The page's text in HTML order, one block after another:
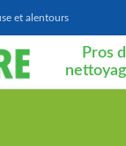
et alentours
Pros